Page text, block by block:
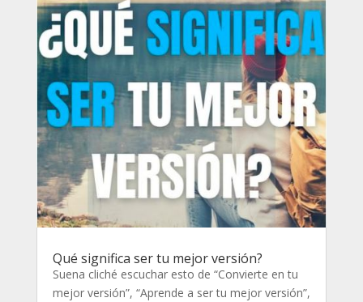
Qué significa ser tu mejor versión?
Suena cliché escuchar esto de “Convierte en tu
mejor versión”, “Aprende a ser tu mejor versión”,